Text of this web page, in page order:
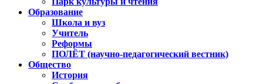
Образование
Школа и вуз
Учитель
Реформы
ПОЛЁТ (научно-педагогический вестник)
Общество
История